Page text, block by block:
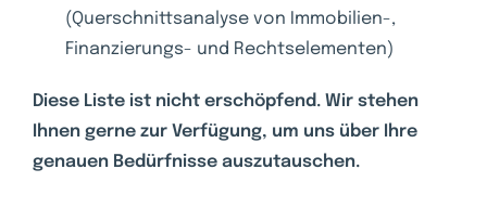
(Querschnittsanalyse von Immobilien-,
Finanzierungs- und Rechtselementen)
Diese Liste ist nicht erschöpfend. Wir stehen
Ihnen gerne zur Verfügung, um uns über Ihre
genauen Bedürfnisse auszutauschen.